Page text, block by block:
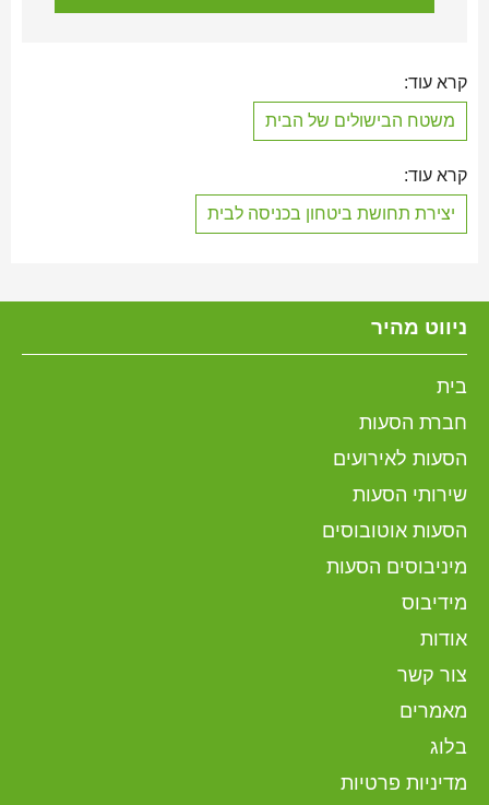
קרא עוד:
משטח הבישולים של הבית
קרא עוד:
יצירת תחושת ביטחון בכניסה לבית
ניווט מהיר
בית
חברת הסעות
הסעות לאירועים
שירותי הסעות
הסעות אוטובוסים
מיניבוסים הסעות
מידיבוס
אודות
צור קשר
מאמרים
בלוג
מדיניות פרטיות